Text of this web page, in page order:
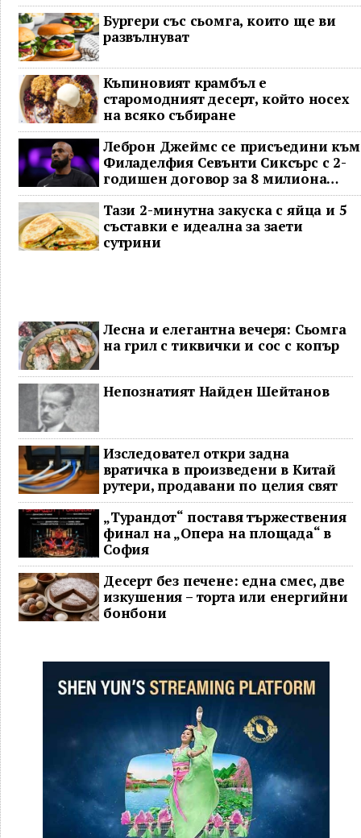
Бургери със сьомга, които ще ви
развълнуват
Къпиновият крамбъл е
старомодният десерт, който носех
на всяко събиране
Леброн Джеймс се присъедини към
Филаделфия Севънти Сиксърс с 2-
годишен договор за 8 милиона
долара
Тази 2-минутна закуска с яйца и 5
съставки е идеална за заети
сутрини
Лесна и елегантна вечеря: Сьомга
на грил с тиквички и сос с копър
Непознатият Найден Шейтанов
Изследовател откри задна
вратичка в произведени в Китай
рутери, продавани по целия свят
„Турандот“ поставя тържествения
финал на „Опера на площада“ в
София
Десерт без печене: една смес, две
изкушения – торта или енергийни
бонбони